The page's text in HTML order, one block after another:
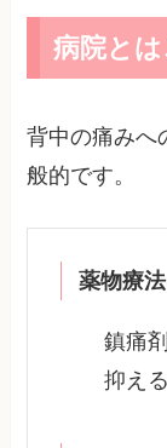
病院と
背中の痛みへ
般的です。
薬物療法
鎮痛
抑える